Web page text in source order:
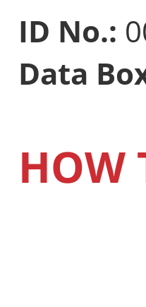
ID No.:
Data
HOW